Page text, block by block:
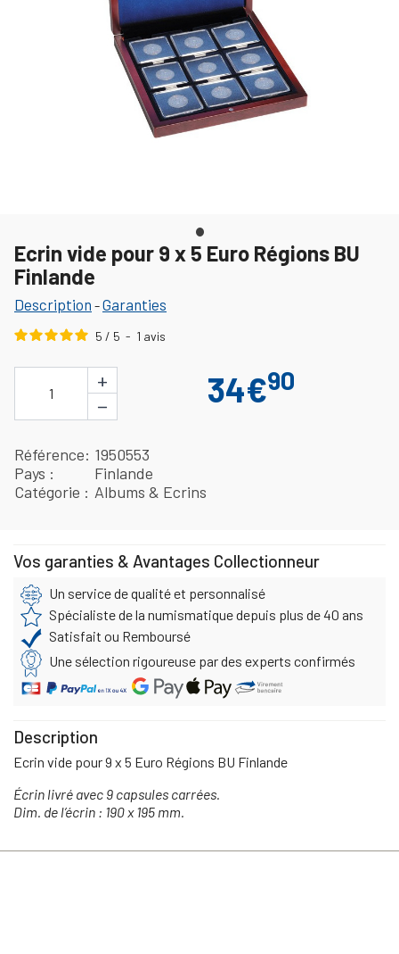
Ecrin vide pour 9 x 5 Euro Régions BU
Finlande
Description -Garanties
5 / 5 - 1 avis
1
+
−
34€90
Référence 1950553
Pays
Finlande
Catégorie
Albums & Ecrins
Vos garanties & Avantages Collectionneur
Un service de qualité et personnalisé
Spécialiste de la numismatique depuis plus de 40 ans
Satisfait ou Remboursé
Une sélection rigoureuse par des experts confirmés
Description
Ecrin vide pour 9 x 5 Euro Régions BU Finlande
Écrin livré avec 9 capsules carrées.
Dim. de l’écrin : 190 x 195 mm.